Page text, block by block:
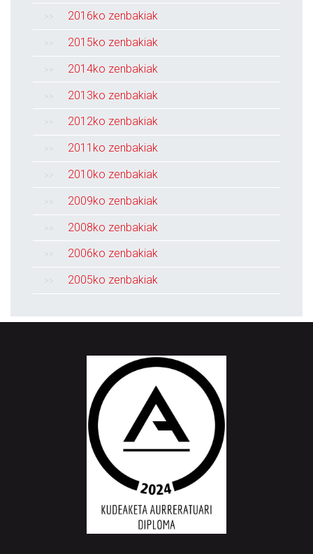
2016ko zenbakiak
2015ko zenbakiak
2014ko zenbakiak
2013ko zenbakiak
2012ko zenbakiak
2011ko zenbakiak
2010ko zenbakiak
2009ko zenbakiak
2008ko zenbakiak
2006ko zenbakiak
2005ko zenbakiak